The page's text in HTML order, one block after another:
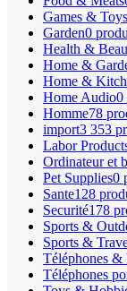
Games & Toys
Garden0
Health &
Home &
Home &
Home Audio0
Homme78
import3 353
Labor
Ordinateur et
Pet Supplies0
Sante128
Securité178
Sports &
Sports &
Téléphones &
Téléphones